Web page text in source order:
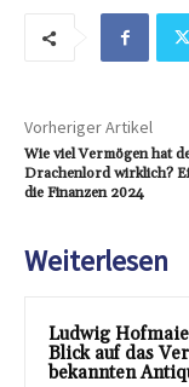
Vorheriger Artikel
Wie viel Vermögen hat
Drachenlord wirklich?
die Finanzen 2024
Weiterlesen
Ludwig
Blick auf das
bekannten